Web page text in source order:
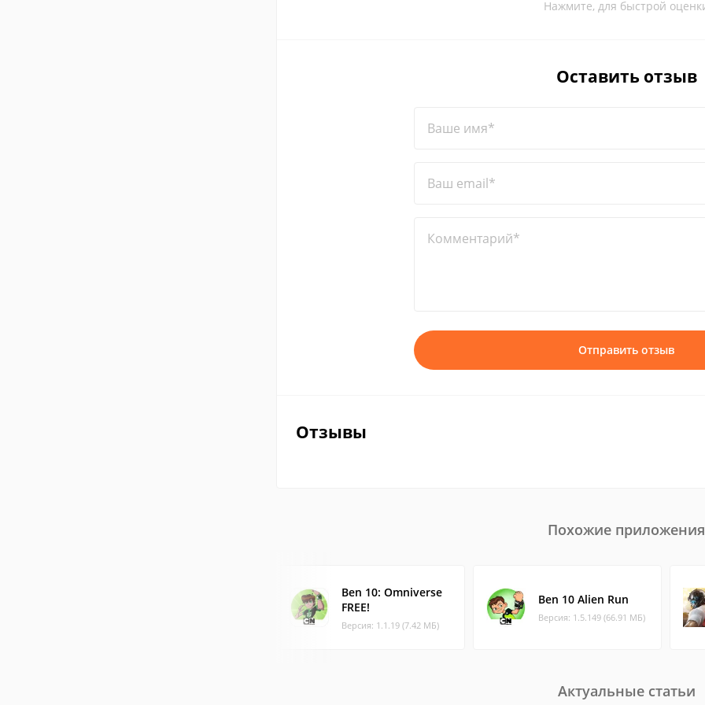
Нажмите, для быстрой
Оставить отзыв
Ваше имя*
Ваш email*
Комментарий*
Отправить отзыв
Отзывы
Похожие приложения
Ben 10: Omniverse
FREE!
Версия: 1.1.19 (7.42 МБ)
Ben 10 Alien Run
Версия: 1.5.149 (66.91 МБ)
Актуальные статьи